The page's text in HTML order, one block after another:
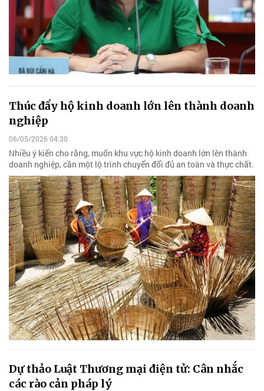
Thúc đẩy hộ kinh doanh lớn lên thành doanh
nghiệp
06/05/2026 04:30
Nhiều ý kiến cho rằng, muốn khu vực hộ kinh doanh lớn lên thành
doanh nghiệp, cần một lộ trình chuyển đổi đủ an toàn và thực chất.
Dự thảo Luật Thương mại điện tử: Cân nhắc
các rào cản pháp lý